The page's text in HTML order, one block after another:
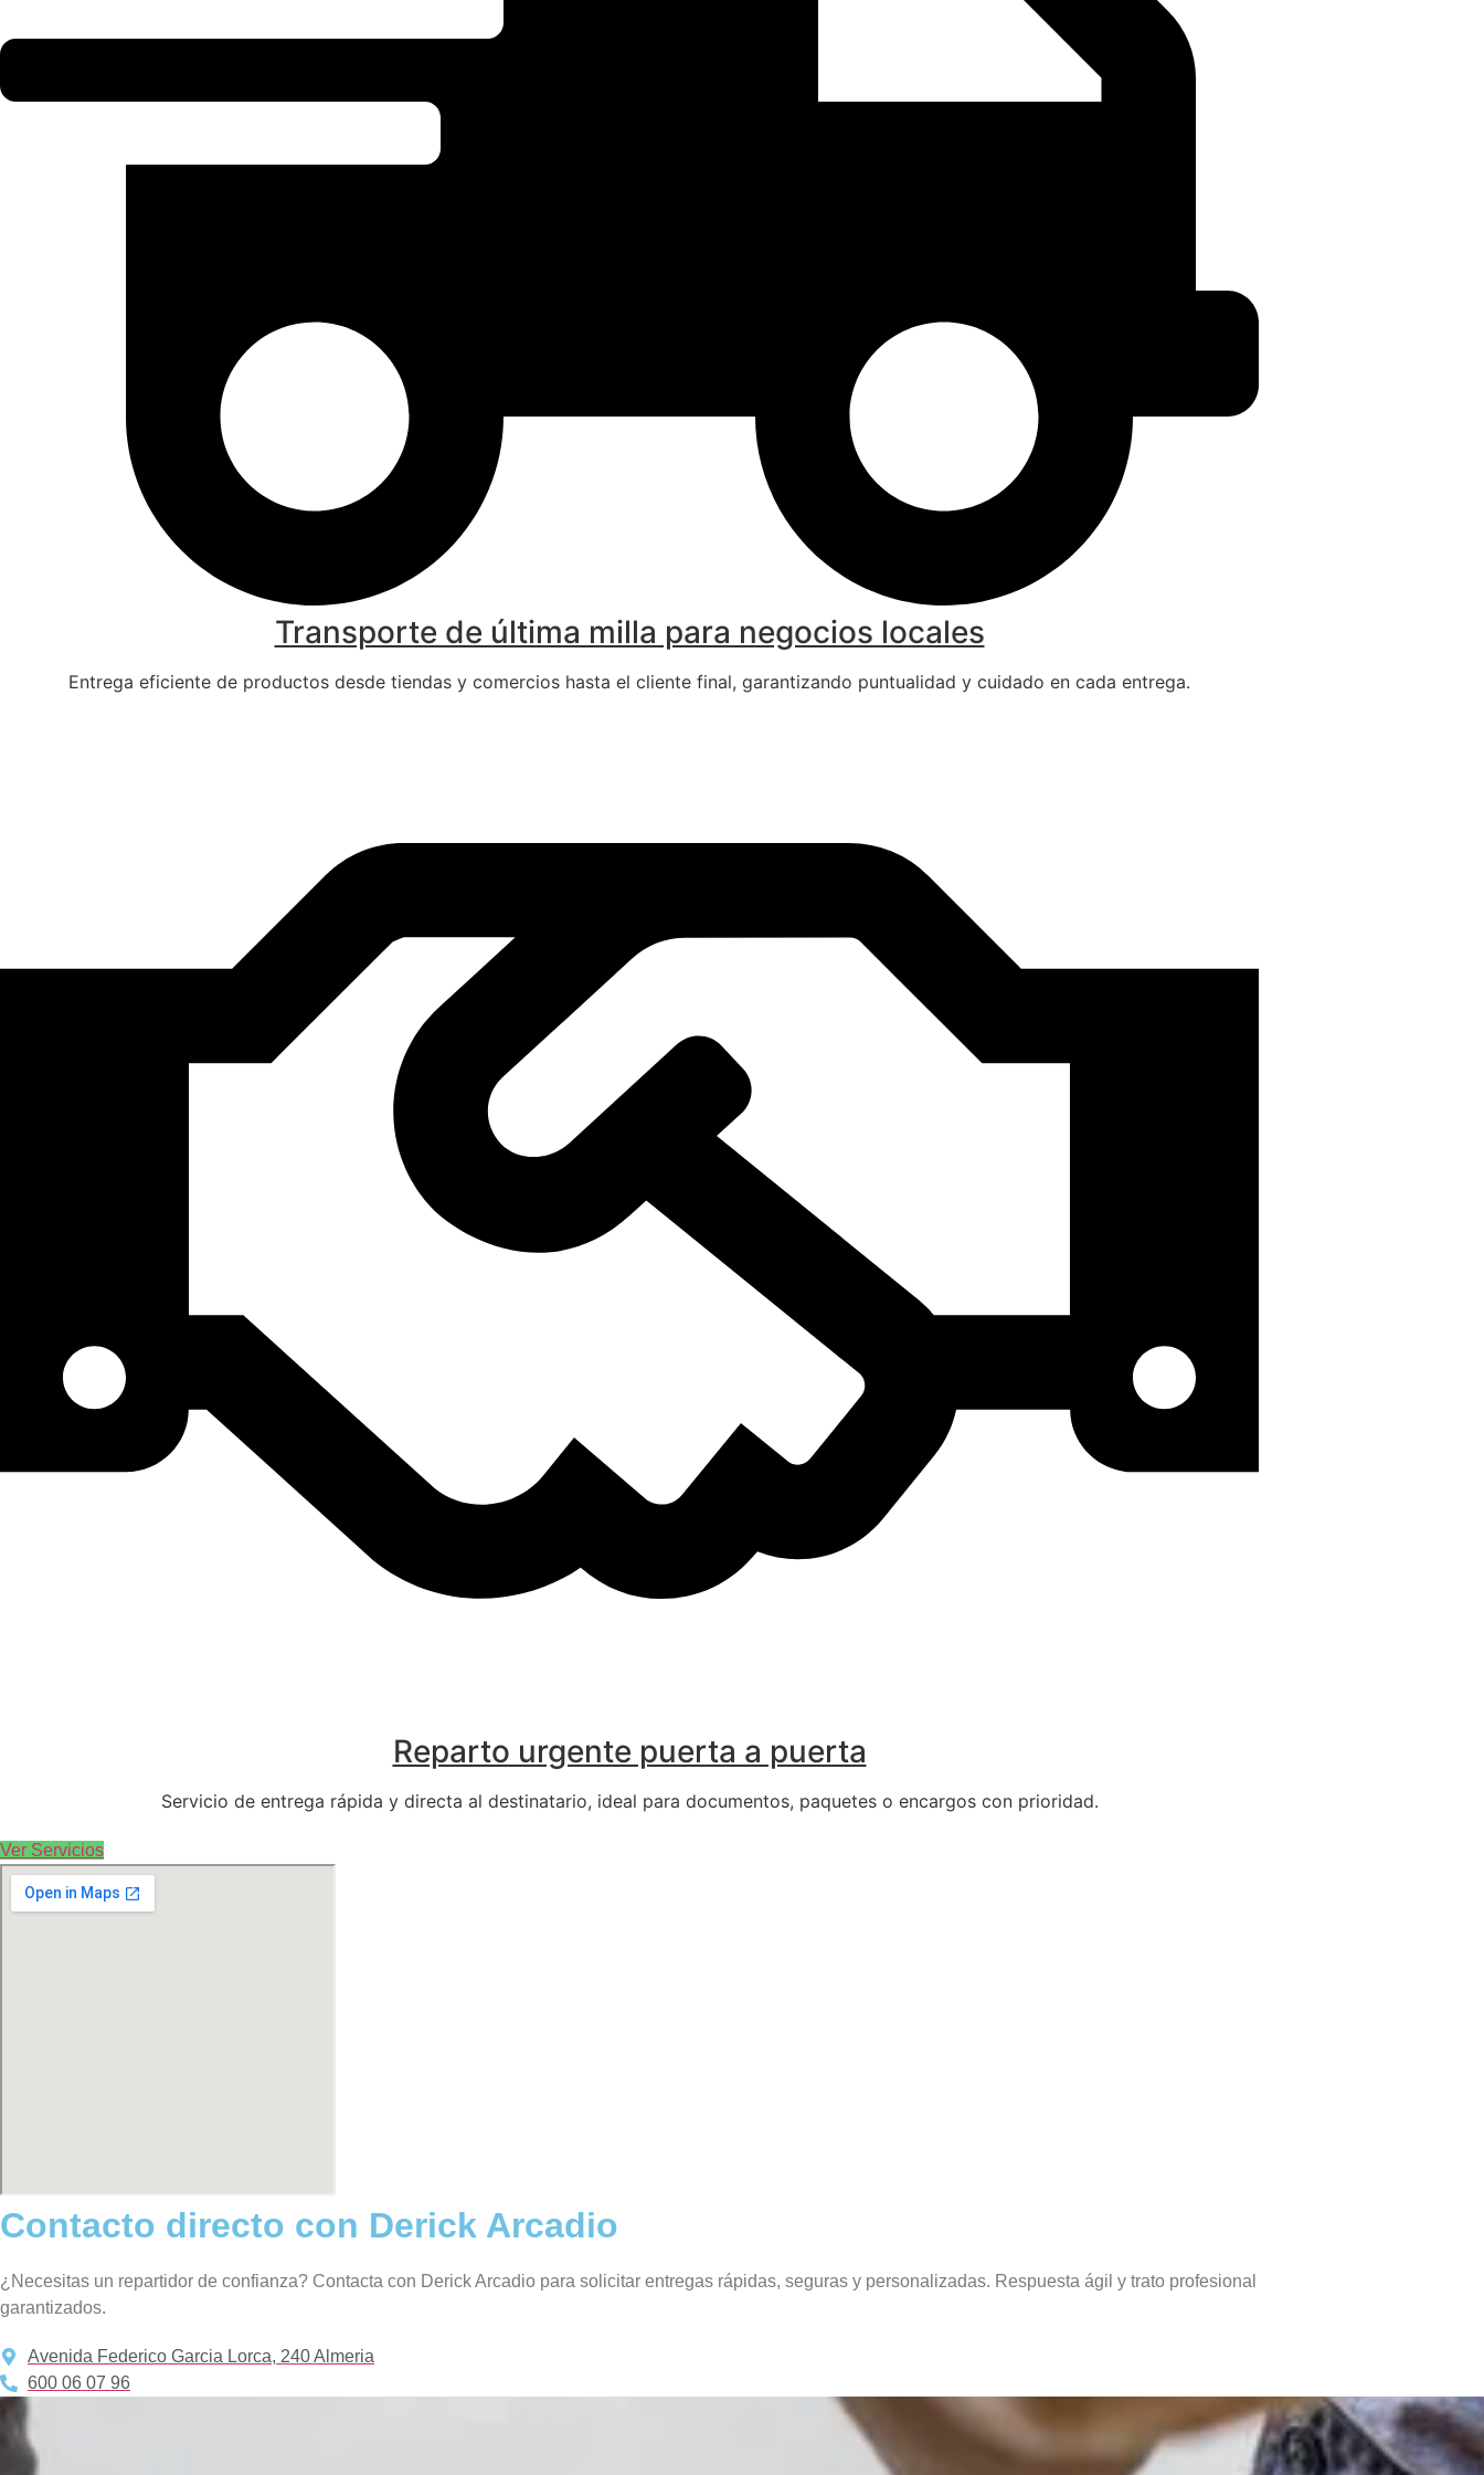
Transporte de última milla para negocios locales
Entrega eficiente de productos desde tiendas y comercios hasta el cliente final, garantizando puntualidad y cuidado en cada entrega.
Reparto urgente puerta a puerta
Servicio de entrega rápida y directa al destinatario, ideal para documentos, paquetes o encargos con prioridad.
Ver Servicios
Contacto directo con Derick Arcadio
¿Necesitas un repartidor de confianza? Contacta con Derick Arcadio para solicitar entregas rápidas, seguras y personalizadas. Respuesta ágil y trato profesional
garantizados.
Avenida Federico Garcia Lorca, 240 Almeria
600 06 07 96